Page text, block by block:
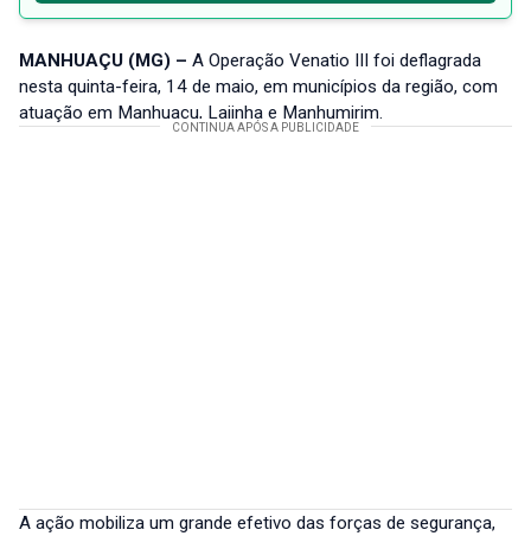
MANHUAÇU (MG) – A Operação Venatio III foi deflagrada
nesta quinta-feira, 14 de maio, em municípios da região, com
atuação em Manhuaçu, Lajinha e Manhumirim.
A ação mobiliza um grande efetivo das forças de segurança,